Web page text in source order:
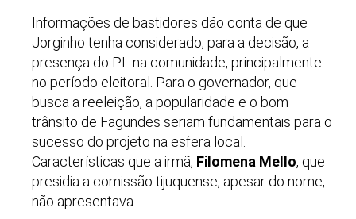
Informações de bastidores dão conta de que
Jorginho tenha considerado, para a decisão, a
presença do PL na comunidade, principalmente
no período eleitoral. Para o governador, que
busca a reeleição, a popularidade e o bom
trânsito de Fagundes seriam fundamentais para o
sucesso do projeto na esfera local.
Características que a irmã, Filomena Mello, que
presidia a comissão tijuquense, apesar do nome,
não apresentava.